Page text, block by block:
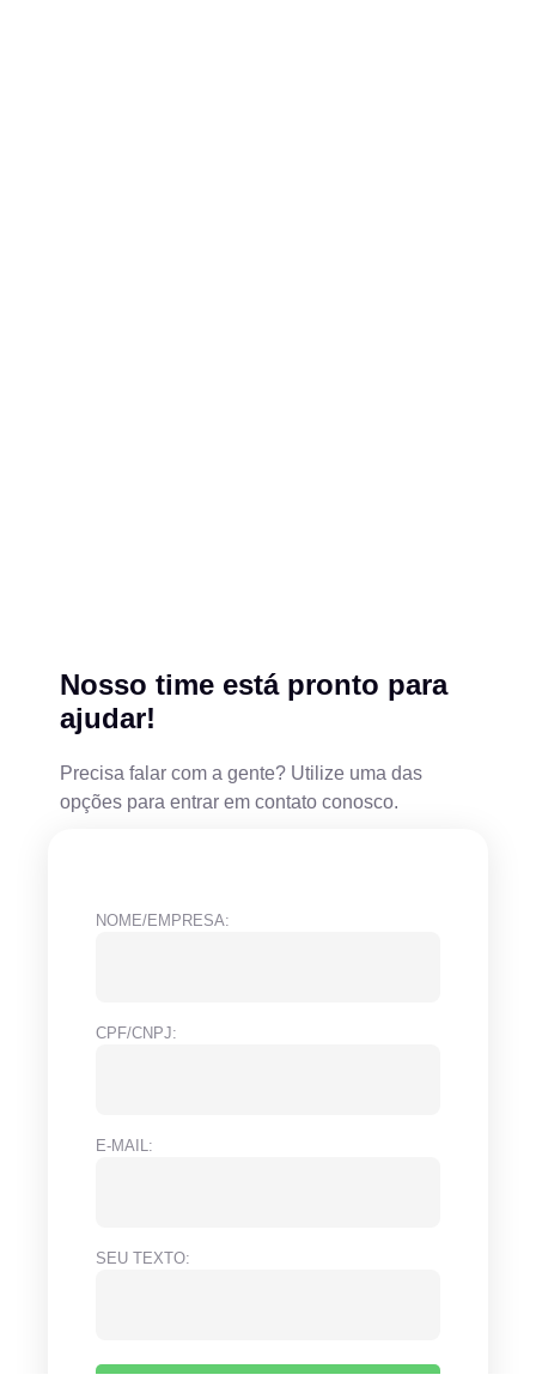
Nosso time está pronto para
ajudar!
Precisa falar com a gente? Utilize uma das
opções para entrar em contato conosco.
NOME/EMPRESA:
CPF/CNPJ:
E-MAIL:
SEU TEXTO: